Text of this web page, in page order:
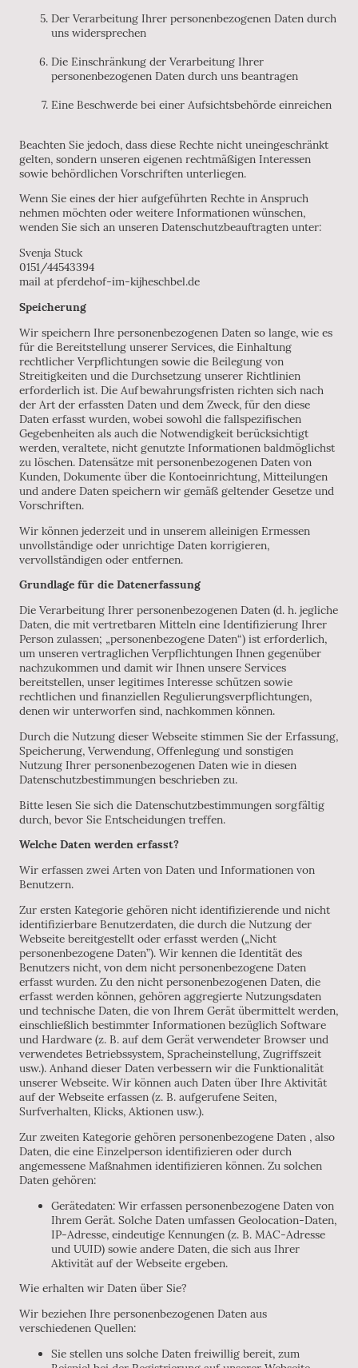
Der Verarbeitung Ihrer personenbezogenen Daten durch
uns widersprechen
Die Einschränkung der Verarbeitung Ihrer
personenbezogenen Daten durch uns beantragen
Eine Beschwerde bei einer Aufsichtsbehörde einreichen
Beachten Sie jedoch, dass diese Rechte nicht uneingeschränkt
gelten, sondern unseren eigenen rechtmäßigen Interessen
sowie behördlichen Vorschriften unterliegen.
Wenn Sie eines der hier aufgeführten Rechte in Anspruch
nehmen möchten oder weitere Informationen wünschen,
wenden Sie sich an unseren Datenschutzbeauftragten unter:
Svenja Stuck
0151/44543394
mail at pferdehof-im-kijheschbel.de
Speicherung
Wir speichern Ihre personenbezogenen Daten so lange, wie es
für die Bereitstellung unserer Services, die Einhaltung
rechtlicher Verpflichtungen sowie die Beilegung von
Streitigkeiten und die Durchsetzung unserer Richtlinien
erforderlich ist. Die Aufbewahrungsfristen richten sich nach
der Art der erfassten Daten und dem Zweck, für den diese
Daten erfasst wurden, wobei sowohl die fallspezifischen
Gegebenheiten als auch die Notwendigkeit berücksichtigt
werden, veraltete, nicht genutzte Informationen baldmöglichst
zu löschen. Datensätze mit personenbezogenen Daten von
Kunden, Dokumente über die Kontoeinrichtung, Mitteilungen
und andere Daten speichern wir gemäß geltender Gesetze und
Vorschriften.
Wir können jederzeit und in unserem alleinigen Ermessen
unvollständige oder unrichtige Daten korrigieren,
vervollständigen oder entfernen.
Grundlage für die Datenerfassung
Die Verarbeitung Ihrer personenbezogenen Daten (d. h. jegliche
Daten, die mit vertretbaren Mitteln eine Identifizierung Ihrer
Person zulassen; „personenbezogene Daten“) ist erforderlich,
um unseren vertraglichen Verpflichtungen Ihnen gegenüber
nachzukommen und damit wir Ihnen unsere Services
bereitstellen, unser legitimes Interesse schützen sowie
rechtlichen und finanziellen Regulierungsverpflichtungen,
denen wir unterworfen sind, nachkommen können.
Durch die Nutzung dieser Webseite stimmen Sie der Erfassung,
Speicherung, Verwendung, Offenlegung und sonstigen
Nutzung Ihrer personenbezogenen Daten wie in diesen
Datenschutzbestimmungen beschrieben zu.
Bitte lesen Sie sich die Datenschutzbestimmungen sorgfältig
durch, bevor Sie Entscheidungen treffen.
Welche Daten werden erfasst?
Wir erfassen zwei Arten von Daten und Informationen von
Benutzern.
Zur ersten Kategorie gehören nicht identifizierende und nicht
identifizierbare Benutzerdaten, die durch die Nutzung der
Webseite bereitgestellt oder erfasst werden („Nicht
personenbezogene Daten”). Wir kennen die Identität des
Benutzers nicht, von dem nicht personenbezogene Daten
erfasst wurden. Zu den nicht personenbezogenen Daten, die
erfasst werden können, gehören aggregierte Nutzungsdaten
und technische Daten, die von Ihrem Gerät übermittelt werden,
einschließlich bestimmter Informationen bezüglich Software
und Hardware (z. B. auf dem Gerät verwendeter Browser und
verwendetes Betriebssystem, Spracheinstellung, Zugriffszeit
usw.). Anhand dieser Daten verbessern wir die Funktionalität
unserer Webseite. Wir können auch Daten über Ihre Aktivität
auf der Webseite erfassen (z. B. aufgerufene Seiten,
Surfverhalten, Klicks, Aktionen usw.).
Zur zweiten Kategorie gehören personenbezogene Daten , also
Daten, die eine Einzelperson identifizieren oder durch
angemessene Maßnahmen identifizieren können. Zu solchen
Daten gehören:
Gerätedaten: Wir erfassen personenbezogene Daten von
Ihrem Gerät. Solche Daten umfassen Geolocation-Daten,
IP-Adresse, eindeutige Kennungen (z. B. MAC-Adresse
und UUID) sowie andere Daten, die sich aus Ihrer
Aktivität auf der Webseite ergeben.
Wie erhalten wir Daten über Sie?
Wir beziehen Ihre personenbezogenen Daten aus
verschiedenen Quellen:
Sie stellen uns solche Daten freiwillig bereit, zum